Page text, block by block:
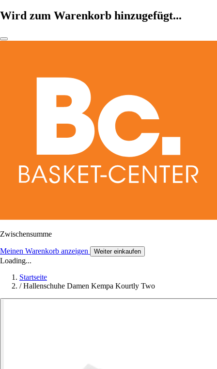
Wird zum Warenkorb hinzugefügt...
Zwischensumme
Meinen Warenkorb anzeigen Weiter einkaufen
Loading...
Startseite
/ Hallenschuhe Damen Kempa Kourtly Two